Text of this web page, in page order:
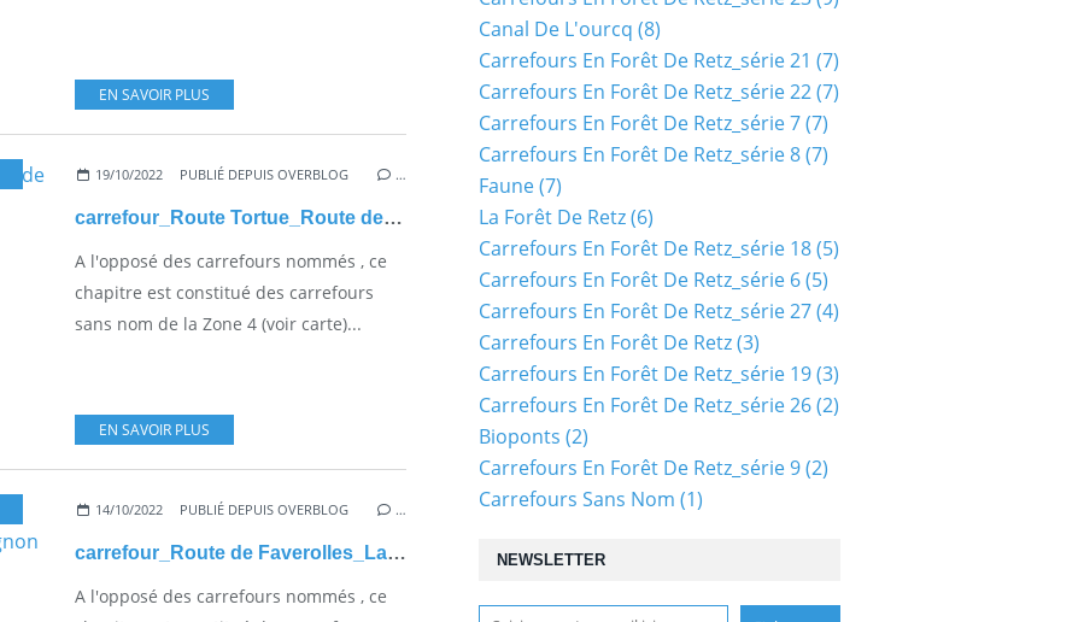
EN SAVOIR PLUS
19/10/2022 PUBLIÉ DEPUIS OVERBLOG …
carrefour_Route Tortue_Route de Boursonne
A l'opposé des carrefours nommés , ce
chapitre est constitué des carrefours
sans nom de la Zone 4 (voir carte)...
EN SAVOIR PLUS
14/10/2022 PUBLIÉ DEPUIS OVERBLOG …
carrefour_Route de Faverolles_Laie du Poirier d'Oignon
A l'opposé des carrefours nommés , ce
NEWSLETTER
Canal De L'ourcq (8)
Carrefours En Forêt De Retz_série 21 (7)
Carrefours En Forêt De Retz_série 22(7)
Carrefours En Forêt De Retz_série 7(7)
Carrefours En Forêt De Retz_série 8(7)
Faune(7)
La Forêt De Retz(6)
Carrefours En Forêt De Retz_série 18(5)
Carrefours En Forêt De Retz_série 6(5)
Carrefours En Forêt De Retz_série 27(4)
Carrefours En Forêt De Retz(3)
Carrefours En Forêt De Retz_série 19(3)
Carrefours En Forêt De Retz_série 26(2)
Bioponts (2)
Carrefours En Forêt De Retz_série 9(2)
Carrefours Sans Nom (1)